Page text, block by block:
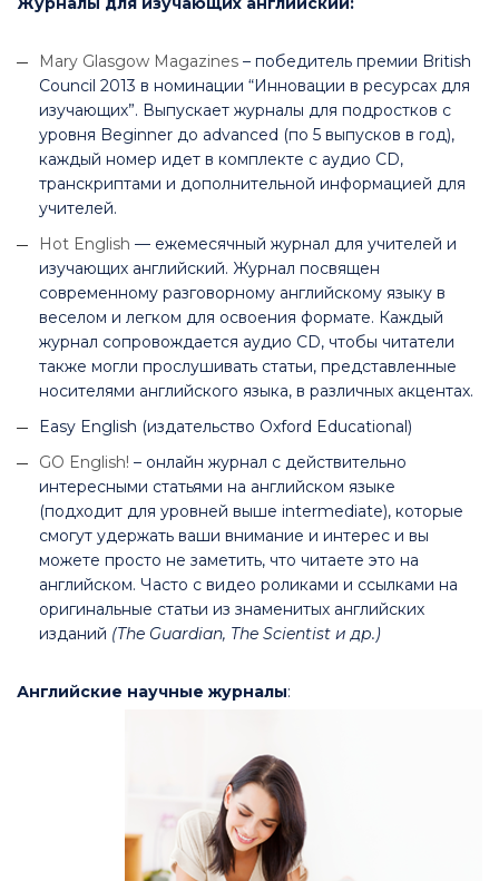
Mary Glasgow Magazines – победитель премии British
Council 2013 в номинации “Инновации в ресурсах для
изучающих”. Выпускает журналы для подростков с
уровня Beginner до advanced (по 5 выпусков в год),
каждый номер идет в комплекте с аудио CD,
транскриптами и дополнительной информацией для
учителей.
Hot English — ежемесячный журнал для учителей и
изучающих английский. Журнал посвящен
современному разговорному английскому языку в
веселом и легком для освоения формате. Каждый
журнал сопровождается аудио CD, чтобы читатели
также могли прослушивать статьи, представленные
носителями английского языка, в различных акцентах.
Easy English (издательство Oxford Educational)
GO English! – онлайн журнал с действительно
интересными статьями на английском языке
(подходит для уровней выше intermediate), которые
смогут удержать ваши внимание и интерес и вы
можете просто не заметить, что читаете это на
английском. Часто с видео роликами и ссылками на
оригинальные статьи из знаменитых английских
изданий (The Guardian, The Scientist и др.)
Английские научные журналы: